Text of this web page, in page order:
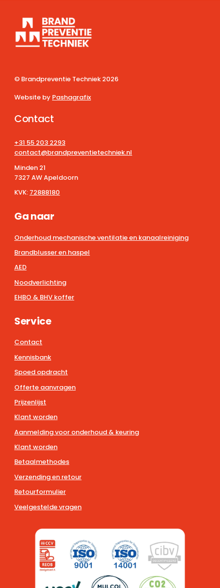
© Brandpreventie Techniek 2026
Website by Pashagrafix
Contact
+31 55 203 2293
contact@brandpreventietechniek.nl
Minden 21
7327 AW Apeldoorn
KVK: 72888180
Ga naar
Onderhoud mechanische ventilatie en kanaalreiniging
Brandblusser en haspel
AED
Noodverlichting
EHBO & BHV koffer
Service
Contact
Kennisbank
Spoed opdracht
Offerte aanvragen
Prijzenlijst
Klant worden
Aanmelding voor onderhoud & keuring
Klant worden
Betaalmethodes
Verzending en retour
Retourformulier
Veelgestelde vragen